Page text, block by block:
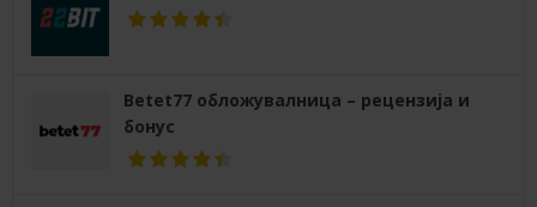
Betet77 обложувалница – рецензија и
бонус